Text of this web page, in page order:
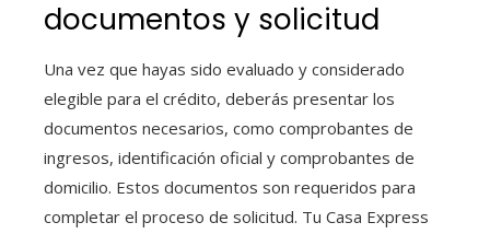
documentos y solicitud
Una vez que hayas sido evaluado y considerado
elegible para el crédito, deberás presentar los
documentos necesarios, como comprobantes de
ingresos, identificación oficial y comprobantes de
domicilio. Estos documentos son requeridos para
completar el proceso de solicitud. Tu Casa Express